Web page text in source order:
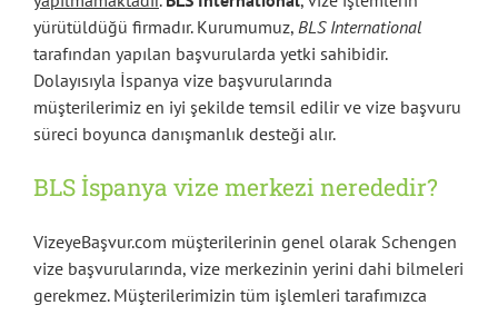
yürütüldüğü firmadır. Kurumumuz, BLS International
tarafından yapılan başvurularda yetki sahibidir.
Dolayısıyla İspanya vize başvurularında
müşterilerimiz en iyi şekilde temsil edilir ve vize başvuru
süreci boyunca danışmanlık desteği alır.
BLS İspanya vize merkezi nerededir?
VizeyeBaşvur.com müşterilerinin genel olarak Schengen
vize başvurularında, vize merkezinin yerini dahi bilmeleri
gerekmez. Müşterilerimizin tüm işlemleri tarafımızca